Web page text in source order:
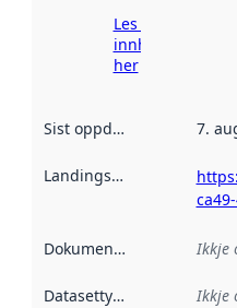
Les meir om
innhenting
her
Sist oppdatert 7.
Landingsside
Dokumentasjon Ikkje
Datasettype Ikkje